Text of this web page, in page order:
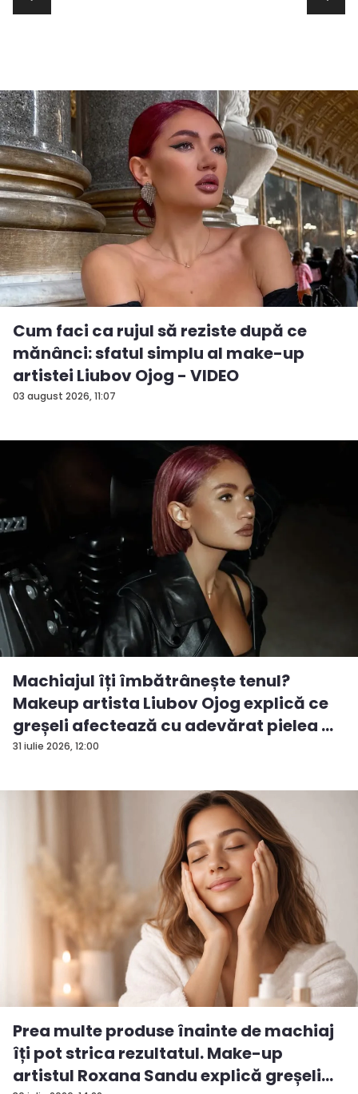
03 august 2026, 11:07
Cum faci ca rujul să reziste după ce
mănânci: sfatul simplu al make-up
artistei Liubov Ojog - VIDEO
31 iulie 2026, 12:00
Machiajul îți îmbătrânește tenul?
Makeup artista Liubov Ojog explică ce
greșeli afectează cu adevărat pielea ...
Prea multe produse înainte de machiaj
îți pot strica rezultatul. Make-up
artistul Roxana Sandu explică greșeli...